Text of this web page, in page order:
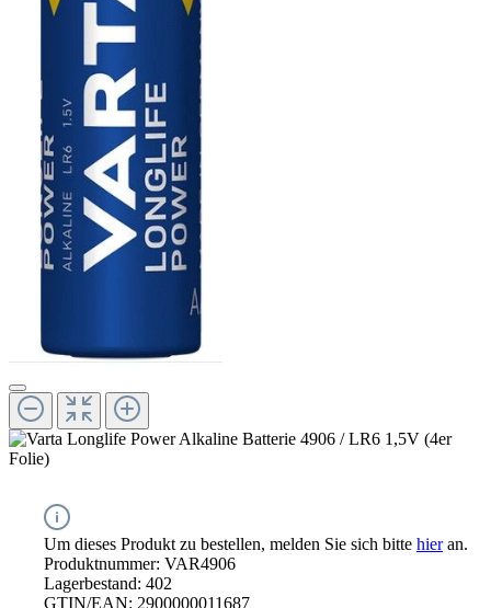
Um dieses Produkt zu bestellen, melden Sie sich bitte hieran.
Produktnummer: VAR4906
Lagerbestand: 402
GTIN/EAN: 2900000011687